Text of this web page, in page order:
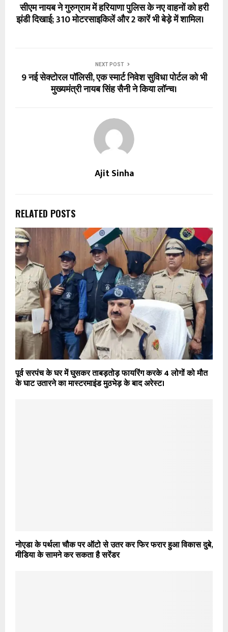
सीएम नायब ने गुरुग्राम में हरियाणा पुलिस के नए वाहनों को हरी
झंडी दिखाई; 310 मोटरसाइकिलें और 2 कारें भी बेड़े में शामिल।
NEXT POST
9 नई सेक्टोरल पॉलिसी, एक स्मार्ट निवेश सुविधा पोर्टल को भी
मुख्यमंत्री नायब सिंह सैनी ने किया लॉन्च।
Ajit Sinha
RELATED POSTS
पूर्व सरपंच के घर में घुसकर ताबड़तोड़ फायरिंग करके 4 लोगों को मौत
के घाट उतारने का मास्टरमाइंड मुठभेड़ के बाद अरेस्ट।
नोएडा के पर्थला चौक पर ऑटो से उतर कर फिर फरार हुआ विकास दुबे,
मीडिया के सामने कर सकता है सरेंडर